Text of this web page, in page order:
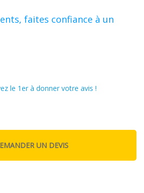
faites confiance à un
le 1er à donner votre avis !